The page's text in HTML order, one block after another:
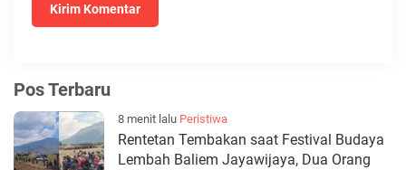
Pos Terbaru
8 menit lalu Peristiwa
Rentetan Tembakan saat Festival Budaya
Lembah Baliem Jayawijaya, Dua Orang